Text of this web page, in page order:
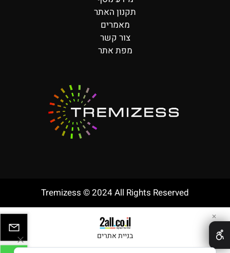
תקנון האתר
מאמרים
צור קשר
מפת אתר
Tremizess © 2024 All Rights Reserved
בניית אתרים
✕